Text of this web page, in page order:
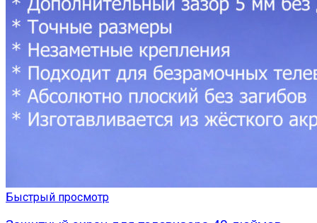
Быстрый просмотр